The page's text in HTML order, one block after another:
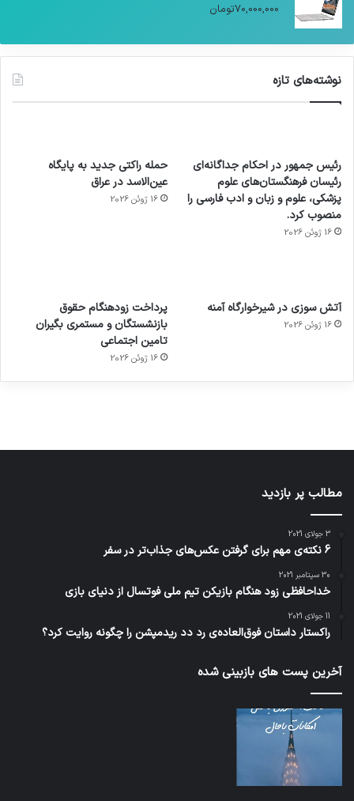
70,000,000تومان
نوشته‌های تازه
رئیس جمهور در احکام جداگانه‌ای
رئیسان فرهنگستان‌های علوم
پزشکی، علوم و زبان و ادب فارسی را
منصوب کرد.
16 ژوئن 2026
حمله راکتی جدید به پایگاه
عین‌الاسد در عراق
16 ژوئن 2026
آتش سوزی در شیرخوارگاه آمنه
16 ژوئن 2026
پرداخت زودهنگام حقوق
بازنشستگان و مستمری بگیران
تامین اجتماعی
16 ژوئن 2026
برای
کشف
توسط
مجازی
…
ساعت
هوشمند
با طعم
توسط
ژاکت
در
های
2023
توسط
مطالب پر بازدید
3 جولای 2021
6 نکته‌ی مهم برای گرفتن عکس‌های جذاب‌تر در سفر
30 سپتامبر 2021
خداحافظی زود هنگام بازیکن تیم ملی فوتسال از دنیای بازی
11 جولای 2021
راکستار داستان فوق‌العاده‌ی رد دد ریدمپشن را چگونه روایت کرد؟
آخرین پست های بازبینی شده